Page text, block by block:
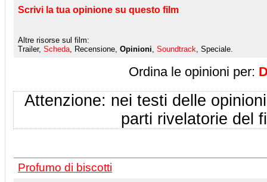
Scrivi la tua opinione su questo film
Altre risorse sul film:
Trailer, Scheda , Recensione, Opinioni Soundtrack , Speciale.
Ordina le opinioni per:
Attenzione: nei testi delle
parti rivelatorie del
Profumo di biscotti